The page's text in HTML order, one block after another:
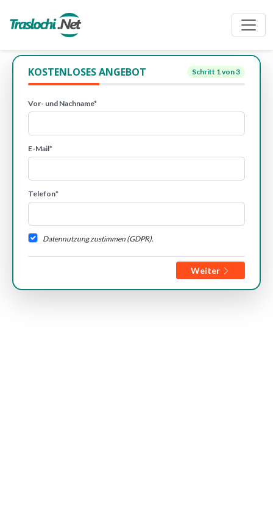
KOSTENLOSES ANGEBOT Schritt 1von 3
Vor- und Nachname*
E-Mail*
Telefon*
Datennutzung zustimmen (GDPR).
Weiter